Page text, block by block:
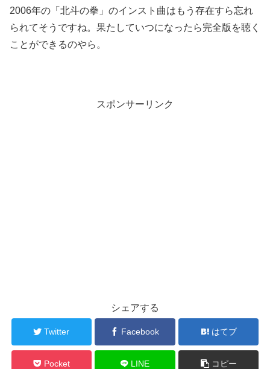
2006年の「北斗の拳」のインスト曲はもう存在すら忘れ
られてそうですね。果たしていつになったら完全版を聴く
ことができるのやら。
スポンサーリンク
シェアする
Twitter Facebook はてブ
Pocket LINE コピー